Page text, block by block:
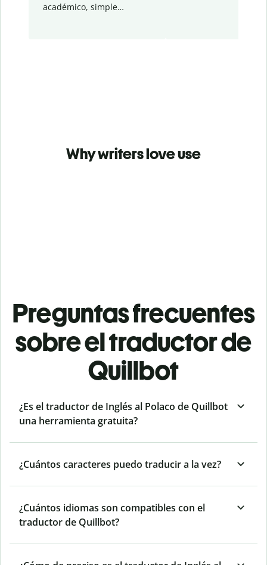
académico, simple…
Why writers love use
Preguntas frecuentes
sobre el traductor de
Quillbot
¿Es el traductor de Inglés al Polaco de Quillbot
una herramienta gratuita?
¿Cuántos caracteres puedo traducir a la vez?
¿Cuántos idiomas son compatibles con el
traductor de Quillbot?